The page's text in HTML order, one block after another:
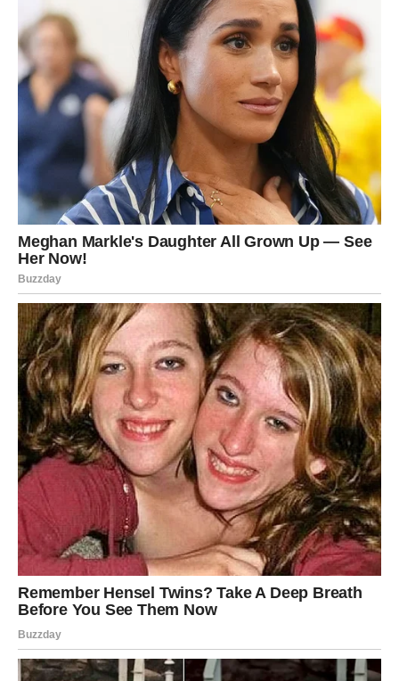
STE DAVALI
Bikovi ulaze u period kada se sve vraća. Ako ste bili
iskreni i davali iz srca – dolazi nagrada. Ako ste trpeli –
dolazi olakšanje.
Mogući su i kontakti iz prošlosti.
Ali sada vi imate moć izbora.
Više niste ista osoba – i to menja sve.